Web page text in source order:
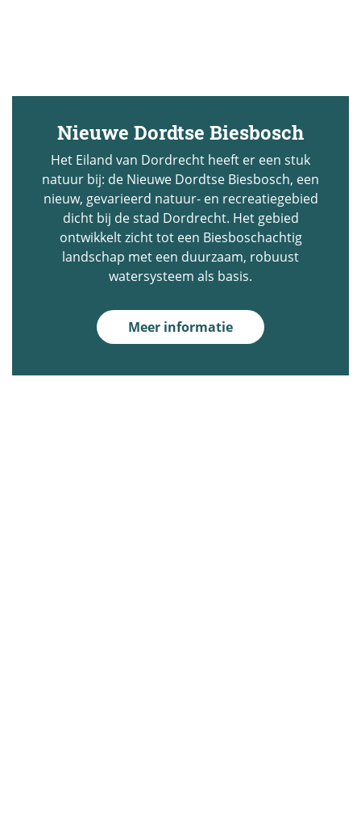
Nieuwe Dordtse Biesbosch
Het Eiland van Dordrecht heeft er een stuk
natuur bij: de Nieuwe Dordtse Biesbosch, een
nieuw, gevarieerd natuur- en recreatiegebied
dicht bij de stad Dordrecht. Het gebied
ontwikkelt zicht tot een Biesboschachtig
landschap met een duurzaam, robuust
watersysteem als basis.
Meer informatie